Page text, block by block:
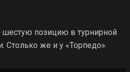
шестую позицию в турнирной
Столько же и у «Торпедо».